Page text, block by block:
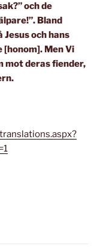
och de
Bland
och hans
[honom]. Men Vi
mot deras fiender,
.